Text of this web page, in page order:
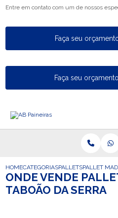
Entre em contato com um de nossos
Faça seu
Faça seu
HOMECATEGORIASPALLETSPALLET
ONDE VENDE
TABOÃO DA SERRA